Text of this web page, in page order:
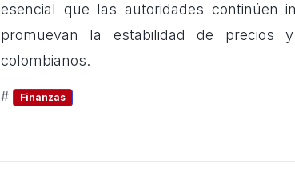
esencial que las autoridades continúen
promuevan la estabilidad de precios
colombianos.
# Finanzas